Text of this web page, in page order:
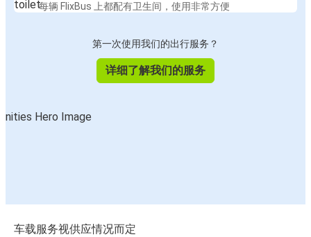
每辆 FlixBus 上都配有卫生间，使用非常方便
第一次使用我们的出行服务？
详细了解我们的服务
车载服务视供应情况而定